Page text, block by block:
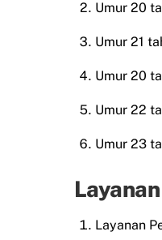
Umur 20
Umur 21
Umur 20
Umur 22
Umur 23
Layanan